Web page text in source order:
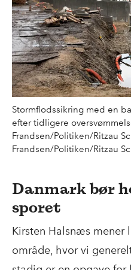
Stormflodssikring med en
efter tidligere
Frandsen/Politiken/Ritzau
Frandsen/Politiken/Ritzau
Danmark bør
sporet
Kirsten Halsnæs mener
område, hvor vi